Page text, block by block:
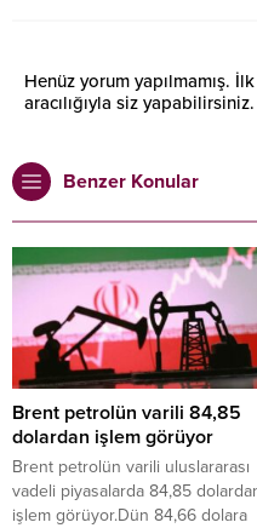
Henüz yorum yapılmamış.
aracılığıyla siz yapabilirsiniz.
Benzer Konular
Brent petrolün varili 84,85
dolardan işlem görüyor
Brent petrolün varili uluslararası
vadeli piyasalarda 84,85
işlem görüyor.Dün 84,66 dolara